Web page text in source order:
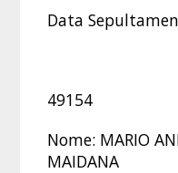
Data
49154
Nome: MARIO
MAIDANA